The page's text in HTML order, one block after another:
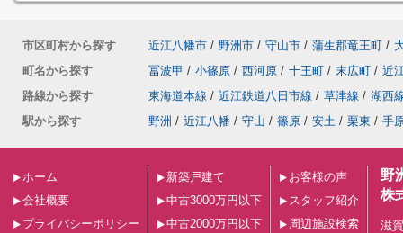
市区町村から探す 近江八幡市 / 野洲市 / 守山市 / 蒲生郡竜王町 /
町名から探す
冨波甲 / 小篠原 / 西河原 / 十王町 / 末広町 / 近
路線から探す
東海道本線 / 近江鉄道八日市線 / 草津線 / 湖西
駅から探す
野洲 / 近江八幡 / 守山 / 篠原 / 安土 / 栗東 / 手
ホーム
会社概要
プライバシーポリシー
新築戸建て
中古3000万円以下
中古2000万円以下
お客様の声
スタッフ紹介
周辺施設検索
野
株
滋